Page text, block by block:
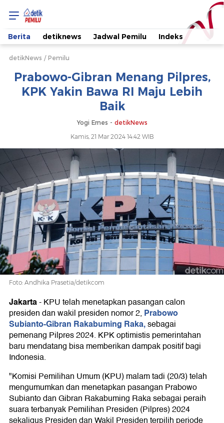
Prabowo-
Gibran
Menang
Pilpres,
Yakin
Bawa
RI
Maju
Lebih
Baik
Berita detiknews Jadwal Pemilu Indeks
detikNews Pemilu
Prabowo-Gibran Menang Pilpres,
KPK Yakin Bawa RI Maju Lebih
Baik
Yogi Ernes - detikNews
Kamis, 21 Mar 2024 14:42 WIB
Foto: Andhika Prasetia/detikcom
Jakarta-KPU telah menetapkan pasangan calon
presiden dan wakil presiden nomor 2, Prabowo
Subianto-Gibran Rakabuming Raka,sebagai
pemenang Pilpres 2024. KPK optimistis pemerintahan
baru mendatang bisa memberikan dampak positif bagi
Indonesia.
"Komisi Pemilihan Umum (KPU) malam tadi (20/3) telah
mengumumkan dan menetapkan pasangan Prabowo
Subianto dan Gibran Rakabuming Raka sebagai peraih
suara terbanyak Pemilihan Presiden (Pilpres) 2024
sekaligus Presiden dan Wakil Presiden terpilih periode